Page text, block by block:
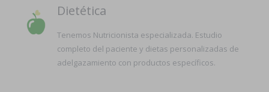
Dietética
Tenemos Nutricionista especializada. Estudio
completo del paciente y dietas personalizadas de
adelgazamiento con productos específicos.